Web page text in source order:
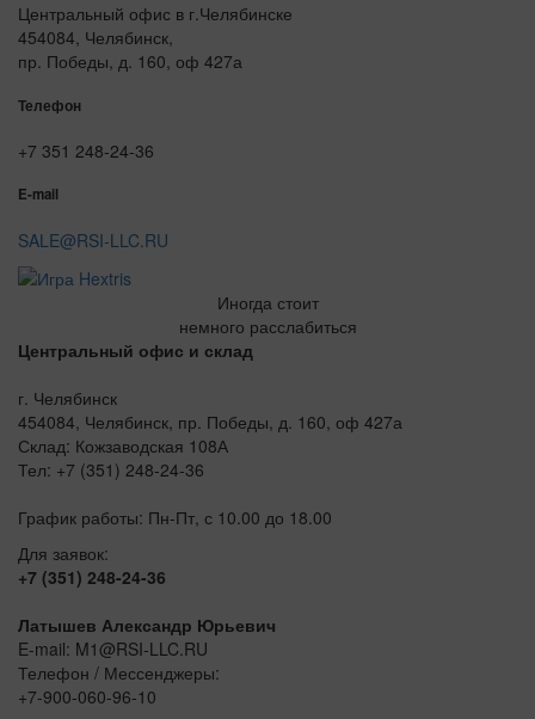
Центральный офис в г.Челябинске
454084, Челябинск,
пр. Победы, д. 160, оф 427а
Телефон
+7 351 248-24-36
E-mail
SALE@RSI-LLC.RU
Иногда стоит
немного расслабиться
Центральный офис и склад
г. Челябинск
454084, Челябинск, пр. Победы, д. 160, оф 427а
Склад: Кожзаводская 108А
Тел: +7 (351) 248-24-36
График работы: Пн-Пт, с 10.00 до 18.00
Для заявок:
+7 (351) 248-24-36
Латышев Александр Юрьевич
E-mail: M1@RSI-LLC.RU
Телефон / Мессенджеры:
+7-900-060-96-10